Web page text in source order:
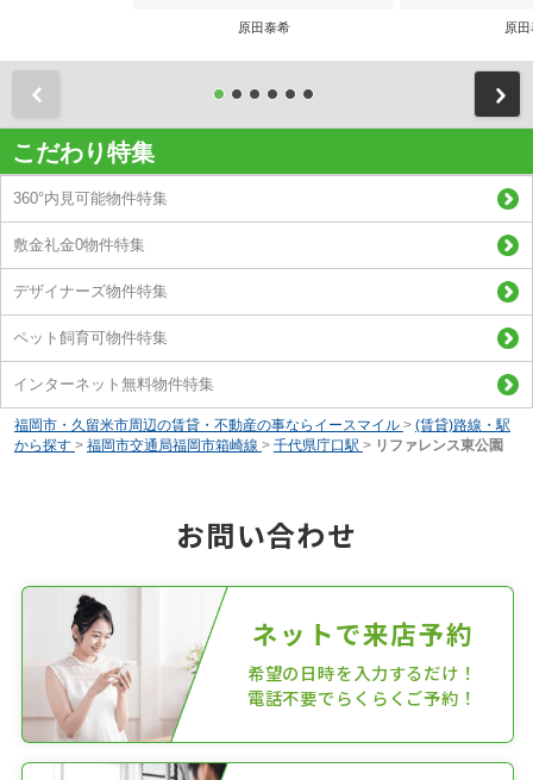
原田泰希 原
こだわり特集
360°内見可能物件特集
敷金礼金0物件特集
デザイナーズ物件特集
ペット飼育可物件特集
インターネット無料物件特集
福岡市・久留米市周辺の賃貸・不動産の事ならイースマイル > (賃貸)路線・駅
から探す > 福岡市交通局福岡市箱崎線 > 千代県庁口駅 > リファレンス東公園
お問い合わせ
ネットで来店予約
希望の日時を入力するだけ！
電話不要でらくらくご予約！